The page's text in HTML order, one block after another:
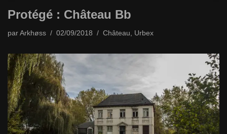
Protégé : Château Bb
par Arkhøss 02/09/2018 Château, Urbex